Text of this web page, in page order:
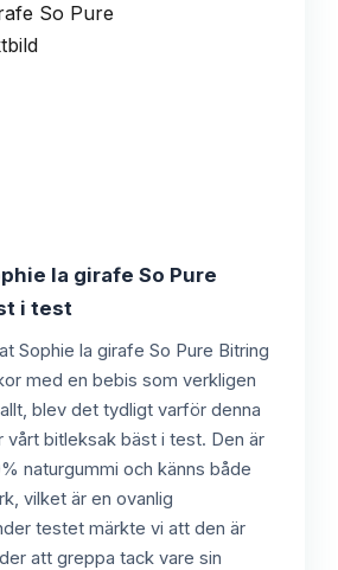
la girafe So Pure
i test
Sophie la girafe So Pure Bitring
med en bebis som verkligen
blev det tydligt varför denna
vårt bitleksak bäst i test. Den är
naturgummi och känns både
vilket är en ovanlig
testet märkte vi att den är
att greppa tack vare sin